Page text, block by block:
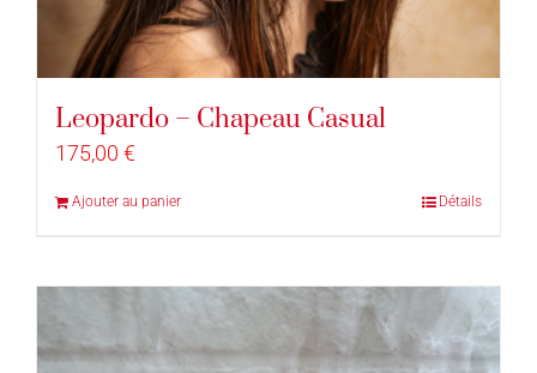
Leopardo – Chapeau Casual
175,00 €
Ajouter au panier Détails